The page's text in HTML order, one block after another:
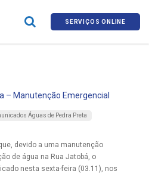
SERVIÇOS ONLINE
– Manutenção Emergencial
Águas de Pedra Preta
devido a uma manutenção
de água na Rua Jatobá, o
nesta sexta-feira (03.11), nos